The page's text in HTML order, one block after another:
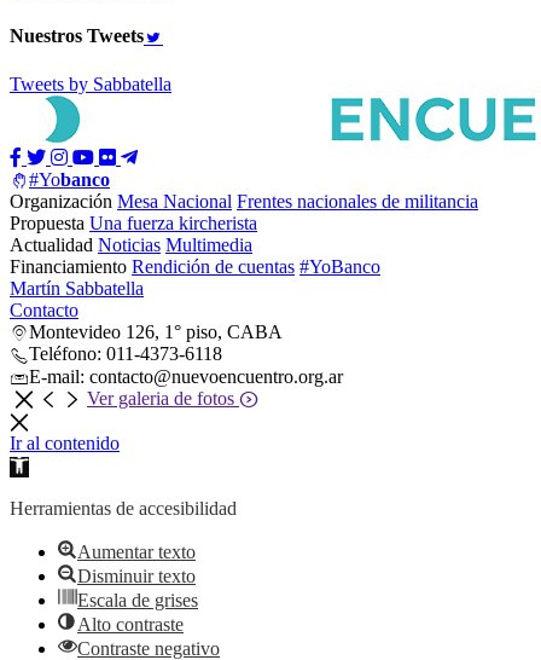
Nuestros Tweets
Tweets by Sabbatella
#Yobanco
Organización Mesa Nacional Frentes nacionales de militancia
Propuesta Una fuerza kircherista
Actualidad Noticias Multimedia
Financiamiento Rendición de cuentas #YoBanco
Martín Sabbatella
Contacto
Montevideo 126, 1° piso, CABA
Teléfono: 011-4373-6118
E-mail: contacto@nuevoencuentro.org.ar
Ver galeria de fotos
Ir al contenido
Abrir
de
Herramientas de accesibilidad
Aumentar texto
Disminuir texto
Escala de grises
Alto contraste
Contraste negativo